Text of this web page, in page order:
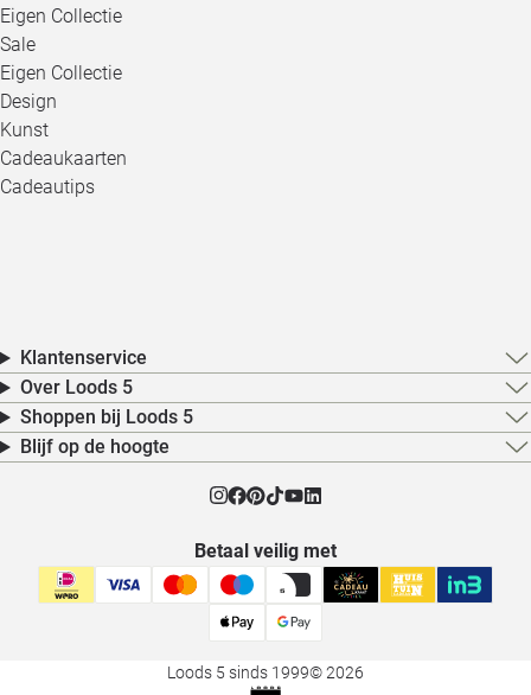
Eigen Collectie
Sale
Eigen Collectie
Design
Kunst
Cadeaukaarten
Cadeautips
Klantenservice
Over Loods 5
Shoppen bij Loods 5
Blijf op de hoogte
Betaal veilig met
Loods 5 sinds 1999© 2026